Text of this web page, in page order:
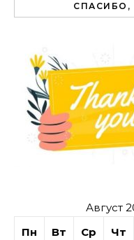
СПАСИБО,
Август
Пн
Вт Ср Чт